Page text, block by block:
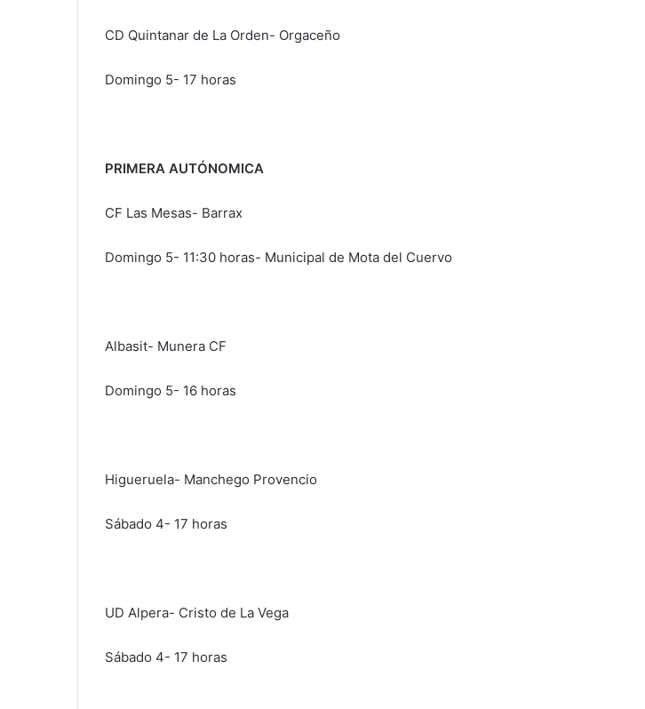
CD Quintanar de La Orden- Orgaceño
Domingo 5- 17 horas
PRIMERA AUTÓNOMICA
CF Las Mesas- Barrax
Domingo 5- 11:30 horas- Municipal de Mota del Cuervo
Albasit- Munera CF
Domingo 5- 16 horas
Higueruela- Manchego Provencio
Sábado 4- 17 horas
UD Alpera- Cristo de La Vega
Sábado 4- 17 horas